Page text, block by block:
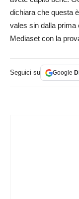
dichiara che questa
vales sin dalla
Mediaset con la
Seguici su Google